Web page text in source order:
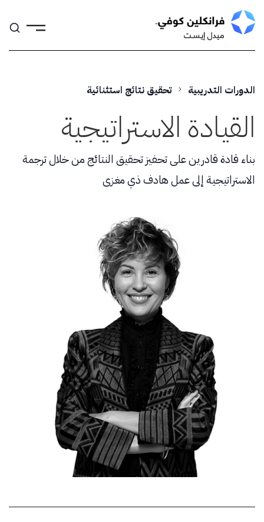
Skip
to
content
الدورات التدريبية تحقيق نتائج استثنائية
القيادة الاستراتيجية
بناء قادة قادرين على تحفيز تحقيق النتائج من خلال ترجمة
الاستراتيجية إلى عمل هادف ذي مغزى